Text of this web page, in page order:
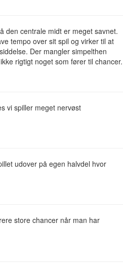
den centrale midt er meget savnet.
tempo over sit spil og virker til at
Der mangler simpelthen
rigtigt noget som fører til chancer.
vi spiller meget nervøst
udover på egen halvdel hvor
store chancer når man har